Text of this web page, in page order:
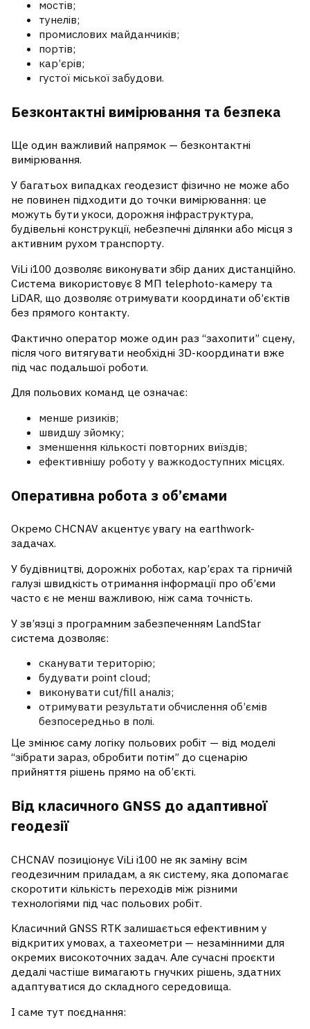
мостів;
тунелів;
промислових майданчиків;
портів;
кар’єрів;
густої міської забудови.
Безконтактні вимірювання та безпека
Ще один важливий напрямок — безконтактні
вимірювання.
У багатьох випадках геодезист фізично не може або
не повинен підходити до точки вимірювання: це
можуть бути укоси, дорожня інфраструктура,
будівельні конструкції, небезпечні ділянки або місця з
активним рухом транспорту.
ViLi i100 дозволяє виконувати збір даних дистанційно.
Система використовує 8 МП telephoto-камеру та
LiDAR, що дозволяє отримувати координати об’єктів
без прямого контакту.
Фактично оператор може один раз “захопити” сцену,
після чого витягувати необхідні 3D-координати вже
під час подальшої роботи.
Для польових команд це означає:
менше ризиків;
швидшу зйомку;
зменшення кількості повторних виїздів;
ефективнішу роботу у важкодоступних місцях.
Оперативна робота з об’ємами
Окремо CHCNAV акцентує увагу на earthwork-
задачах.
У будівництві, дорожніх роботах, кар’єрах та гірничій
галузі швидкість отримання інформації про об’єми
часто є не менш важливою, ніж сама точність.
У зв’язці з програмним забезпеченням LandStar
система дозволяє:
сканувати територію;
будувати point cloud;
виконувати cut/fill аналіз;
отримувати результати обчислення об’ємів
безпосередньо в полі.
Це змінює саму логіку польових робіт — від моделі
“зібрати зараз, обробити потім” до сценарію
прийняття рішень прямо на об’єкті.
Від класичного GNSS до адаптивної
геодезії
CHCNAV позиціонує ViLi i100 не як заміну всім
геодезичним приладам, а як систему, яка допомагає
скоротити кількість переходів між різними
технологіями під час польових робіт.
Класичний GNSS RTK залишається ефективним у
відкритих умовах, а тахеометри — незамінними для
окремих високоточних задач. Але сучасні проєкти
дедалі частіше вимагають гнучких рішень, здатних
адаптуватися до складного середовища.
І саме тут поєднання: